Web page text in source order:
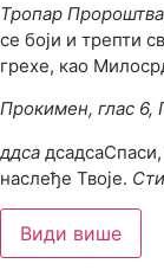
Тропар
се боји и трепти
грехе, као
Прокимен, глас 6,
ддса
наслеђе Твоје.
Види више